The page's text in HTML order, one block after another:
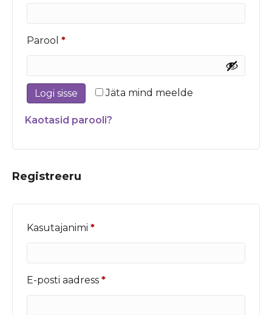
Parool *Nõutud
Jäta mind meelde
Logi sisse
Kaotasid parooli?
Registreeru
Kasutajanimi *Nõutud
E-posti aadress *Nõutud